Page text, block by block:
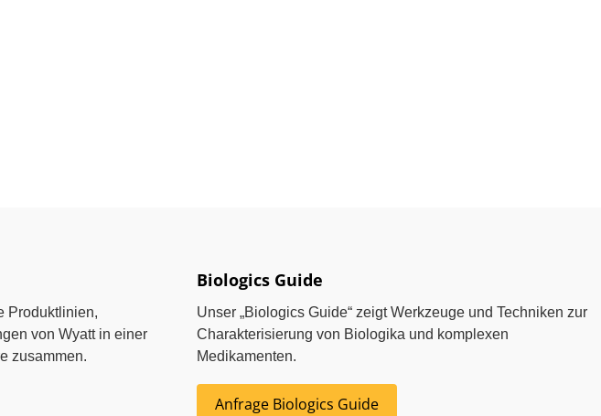
Produktlinien,
von Wyatt in einer
zusammen.
Biologics Guide
Unser „Biologics Guide“ zeigt Werkzeuge und Techniken zur
Charakterisierung von Biologika und komplexen
Medikamenten.
Anfrage Biologics Guide